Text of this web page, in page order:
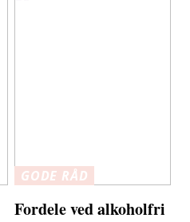
GODE RÅD
Fordele ved alkoholfri